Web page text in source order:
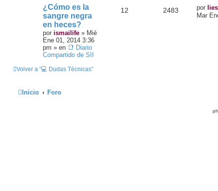
¿Cómo es la
sangre negra
en heces?
por ismailife » Mié
Ene 01, 2014 3:36
pm » en 📑 Diario
Compartido de SII
12 2483 por lies
Mar
Volver a “💻 Dudas Técnicas”
Inicio Foro